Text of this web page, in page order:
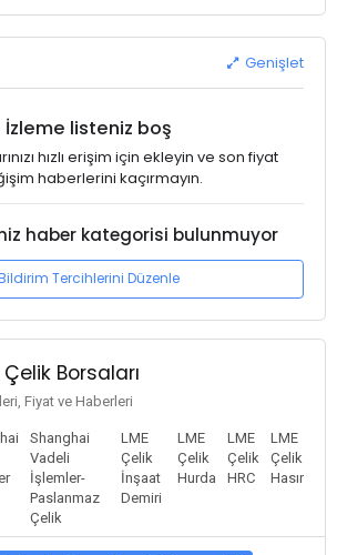
Genişlet
İzleme listeniz boş
hızlı erişim için ekleyin ve son fiyat
haberlerini kaçırmayın.
haber kategorisi bulunmuyor
Tercihlerini Düzenle
Borsaları
Fiyat ve Haberleri
Shanghai
Vadeli
İşlemler-
Paslanmaz
Çelik
LME
Çelik
İnşaat
Demiri
LME
Çelik
Hurda
LME
Çelik
HRC
LME
Çelik
Hasır